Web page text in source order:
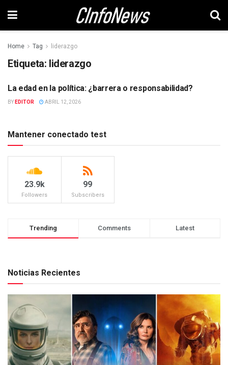
Home Tag liderazgo
Etiqueta: liderazgo
POLITICA
La edad en la política: ¿barrera o responsabilidad?
BY EDITOR ABRIL 12, 2026
Mantener conectado test
23.9k
Followers
99
Subscribers
Trending Comments Latest
Noticias Recientes